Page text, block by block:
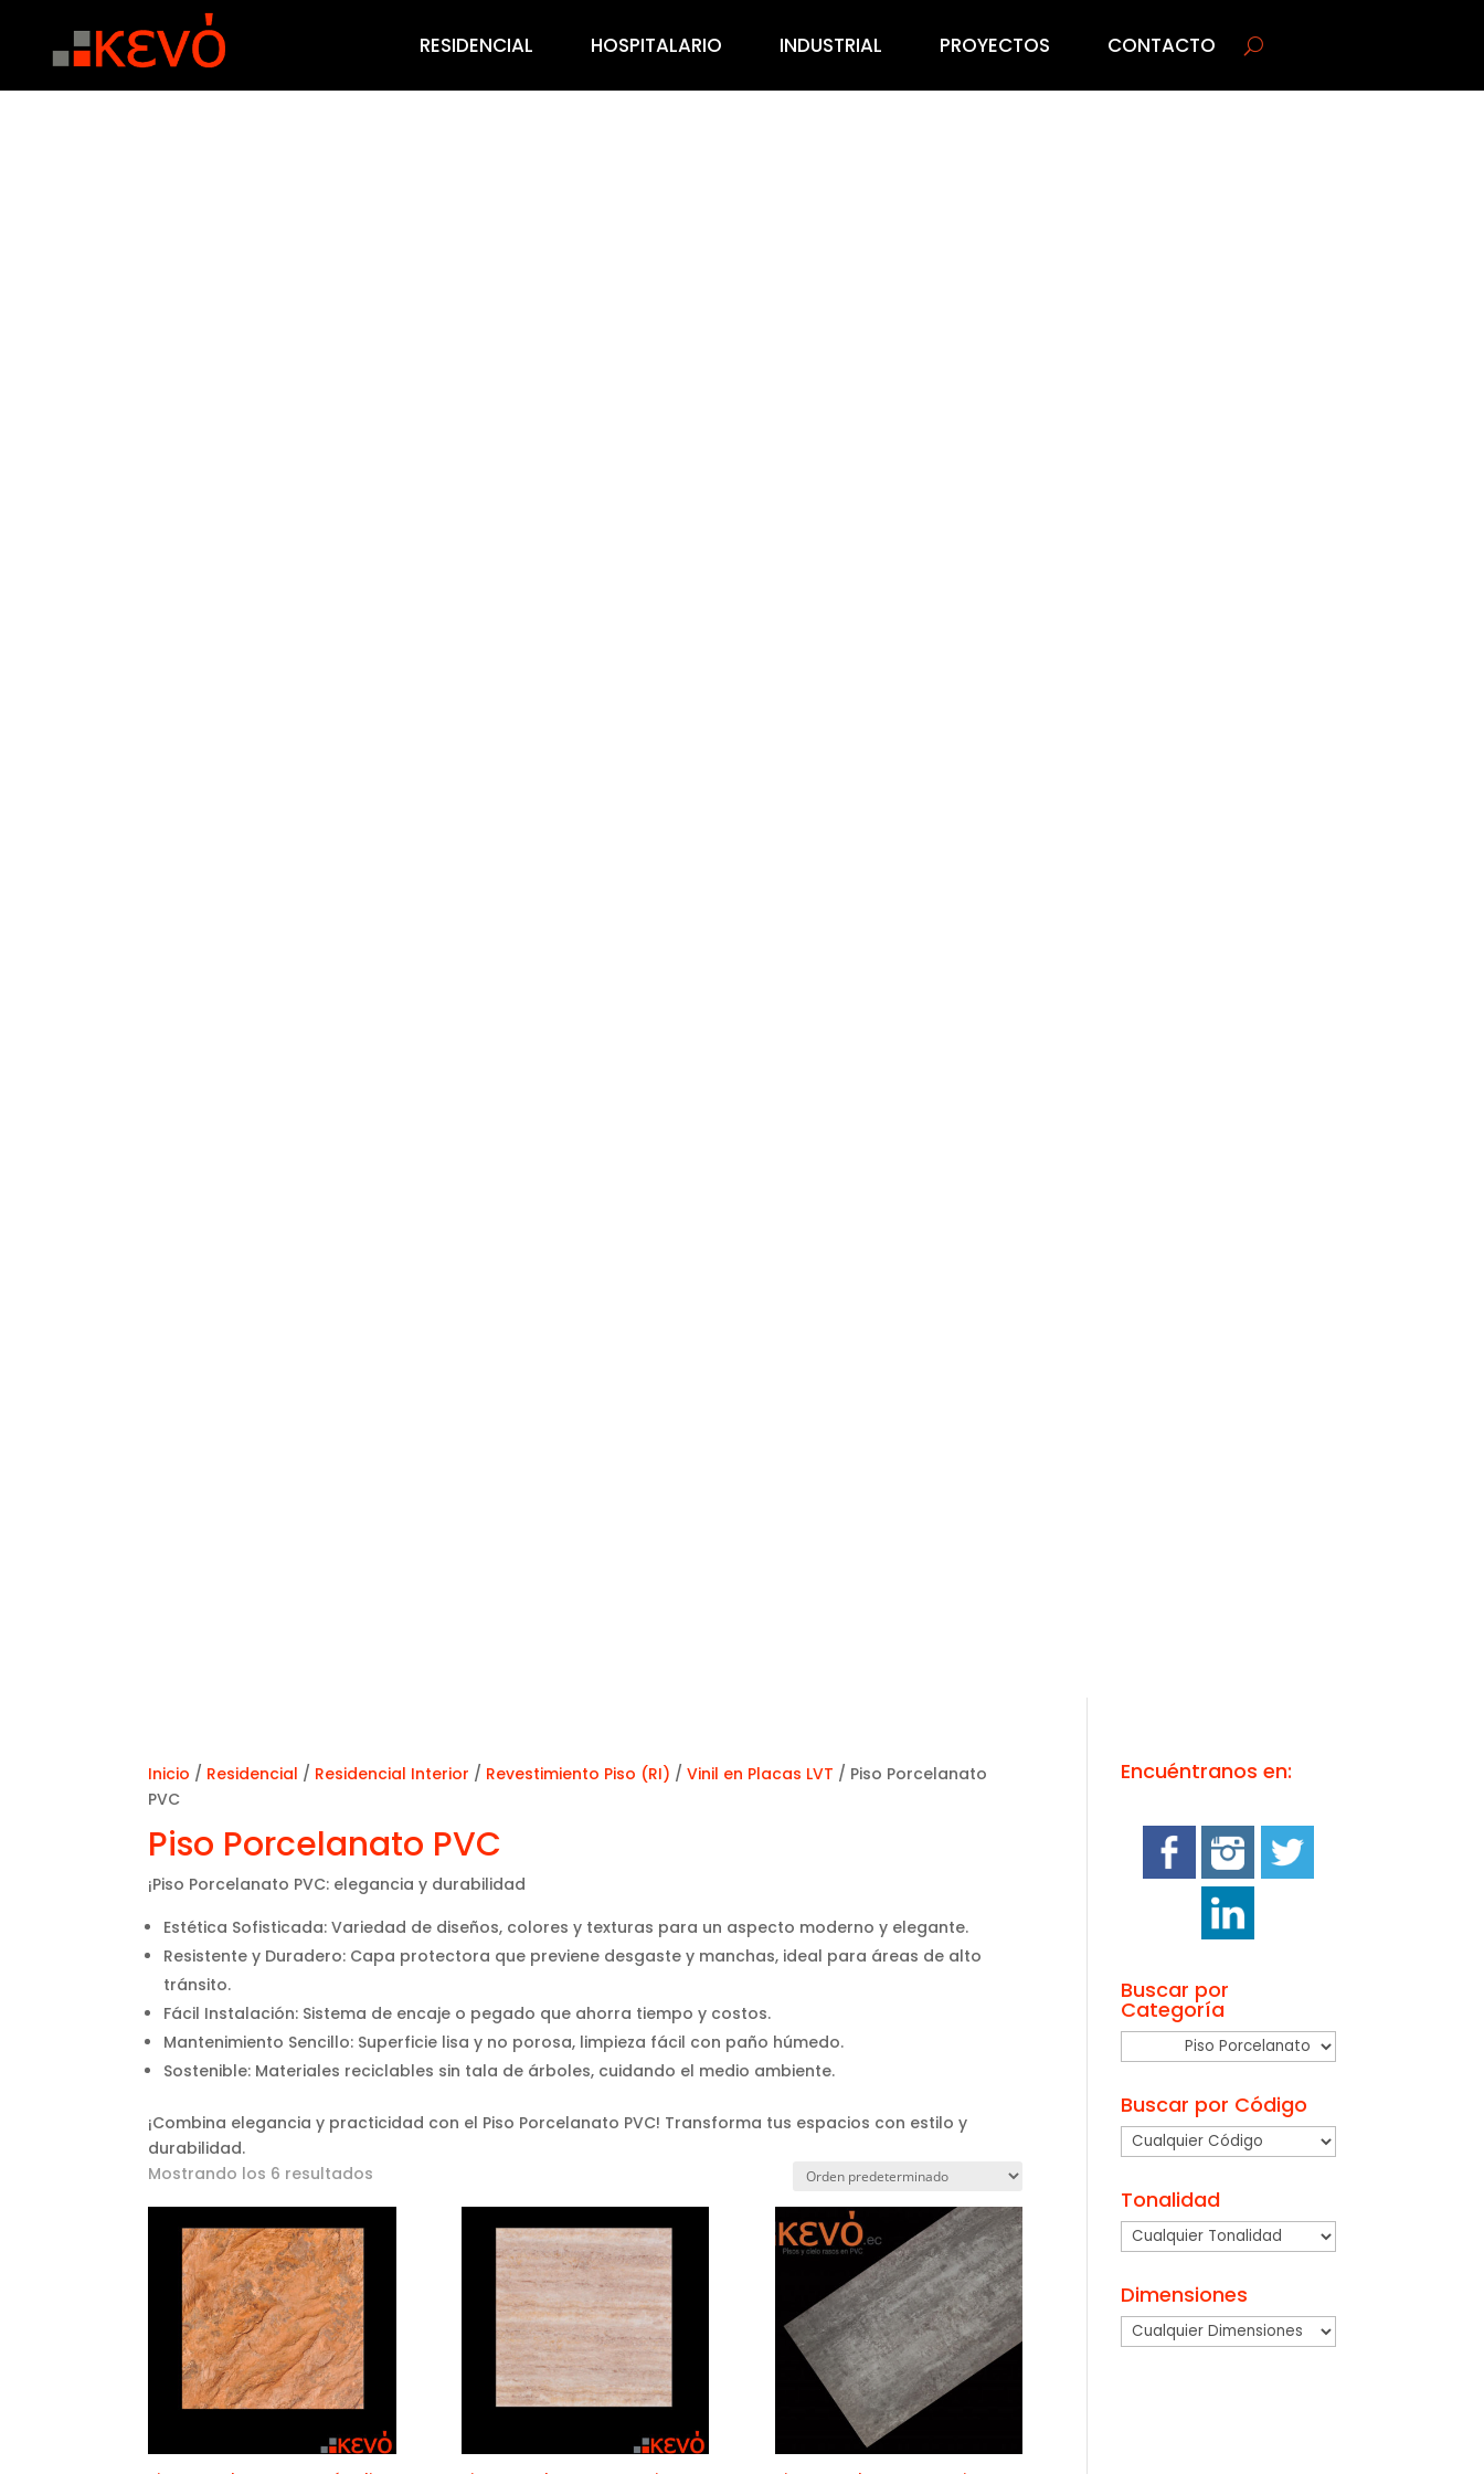
RESIDENCIAL HOSPITALARIO INDUSTRIAL PROYECTOS CONTACTO
Inicio / Residencial / Residencial Interior / Revestimiento Piso (RI) /Vinil en Placas LVT / Piso Porcelanato
PVC
Piso Porcelanato PVC
¡Piso Porcelanato PVC: elegancia y durabilidad
Estética Sofisticada: Variedad de diseños, colores y texturas para un aspecto moderno y elegante.
Resistente y Duradero: Capa protectora que previene desgaste y manchas, ideal para áreas de alto
tránsito.
Fácil Instalación: Sistema de encaje o pegado que ahorra tiempo y costos.
Mantenimiento Sencillo: Superficie lisa y no porosa, limpieza fácil con paño húmedo.
Sostenible: Materiales reciclables sin tala de árboles, cuidando el medio ambiente.
¡Combina elegancia y practicidad con el Piso Porcelanato PVC! Transforma tus espacios con estilo y
durabilidad.
Mostrando los 6 resultados
Encuéntranos en:
Buscar por
Categoría
Buscar por Código
Tonalidad
Dimensiones